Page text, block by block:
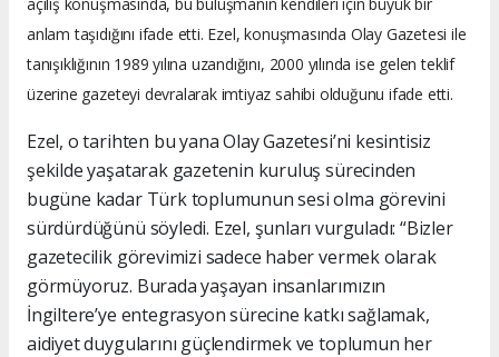
anlam taşıdığını ifade etti. Ezel, konuşmasında Olay Gazetesi ile
tanışıklığının 1989 yılına uzandığını, 2000 yılında ise gelen teklif
üzerine gazeteyi devralarak imtiyaz sahibi olduğunu ifade etti.
Ezel, o tarihten bu yana Olay Gazetesi’ni kesintisiz
şekilde yaşatarak gazetenin kuruluş sürecinden
bugüne kadar Türk toplumunun sesi olma görevini
sürdürdüğünü söyledi. Ezel, şunları vurguladı: “Bizler
gazetecilik görevimizi sadece haber vermek olarak
görmüyoruz. Burada yaşayan insanlarımızın
İngiltere’ye entegrasyon sürecine katkı sağlamak,
aidiyet duygularını güçlendirmek ve toplumun her